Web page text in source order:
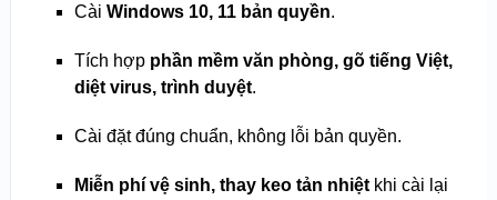
Cài Windows 10, 11 bản quyền.
Tích hợp phần mềm văn phòng, gõ tiếng Việt,
diệt virus, trình duyệt.
Cài đặt đúng chuẩn, không lỗi bản quyền.
Miễn phí vệ sinh, thay keo tản nhiệtkhi cài lại